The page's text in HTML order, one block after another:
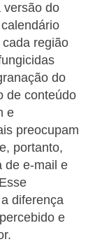
versão do
região
do
de conteúdo
e
preocupam
portanto,
de e-mail e
diferença
e